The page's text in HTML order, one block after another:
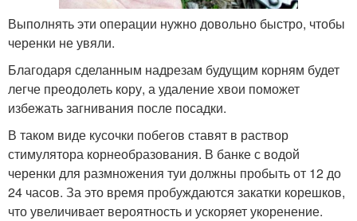
Выполнять эти операции нужно довольно быстро, чтобы
черенки не увяли.
Благодаря сделанным надрезам будущим корням будет
легче преодолеть кору, а удаление хвои поможет
избежать загнивания после посадки.
В таком виде кусочки побегов ставят в раствор
стимулятора корнеобразования. В банке с водой
черенки для размножения туи должны пробыть от 12 до
24 часов. За это время пробуждаются закатки корешков,
что увеличивает вероятность и ускоряет укоренение.